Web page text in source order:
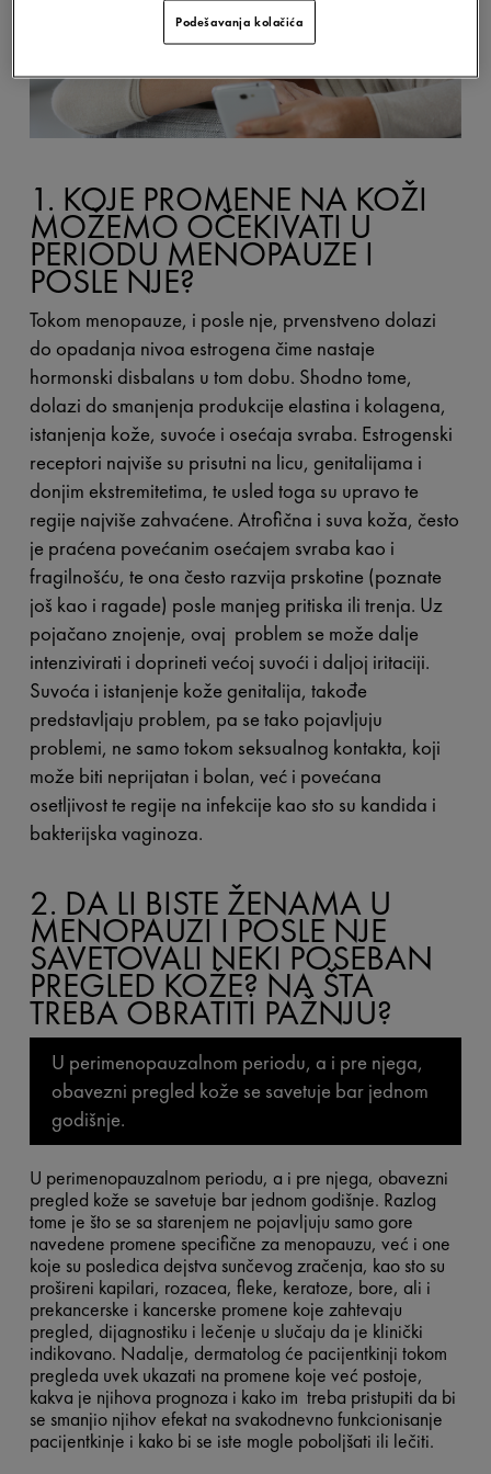
1. KOJE PROMENE NA KOŽI
MOŽEMO OČEKIVATI U
PERIODU MENOPAUZE I
POSLE NJE?
Tokom menopauze, i posle nje, prvenstveno dolazi
do opadanja nivoa estrogena čime nastaje
hormonski disbalans u tom dobu. Shodno tome,
dolazi do smanjenja produkcije elastina i kolagena,
istanjenja kože, suvoće i osećaja svraba. Estrogenski
receptori najviše su prisutni na licu, genitalijama i
donjim ekstremitetima, te usled toga su upravo te
regije najviše zahvaćene. Atrofična i suva koža, često
je praćena povećanim osećajem svraba kao i
fragilnošću, te ona često razvija prskotine (poznate
još kao i ragade) posle manjeg pritiska ili trenja. Uz
pojačano znojenje, ovaj problem se može dalje
intenzivirati i doprineti većoj suvoći i daljoj iritaciji.
Suvoća i istanjenje kože genitalija, takođe
predstavljaju problem, pa se tako pojavljuju
problemi, ne samo tokom seksualnog kontakta, koji
može biti neprijatan i bolan, već i povećana
osetljivost te regije na infekcije kao sto su kandida i
bakterijska vaginoza.
2. DA LI BISTE ŽENAMA U
MENOPAUZI I POSLE NJE
SAVETOVALI NEKI POSEBAN
PREGLED KOŽE? NA ŠTA
TREBA OBRATITI PAŽNJU?
U perimenopauzalnom periodu, a i pre njega,
obavezni pregled kože se savetuje bar jednom
godišnje.
U perimenopauzalnom periodu, a i pre njega, obavezni
pregled kože se savetuje bar jednom godišnje. Razlog
tome je što se sa starenjem ne pojavljuju samo gore
navedene promene specifične za menopauzu, već i one
koje su posledica dejstva sunčevog zračenja, kao sto su
prošireni kapilari, rozacea, fleke, keratoze, bore, ali i
prekancerske i kancerske promene koje zahtevaju
pregled, dijagnostiku i lečenje u slučaju da je klinički
indikovano. Nadalje, dermatolog će pacijentkinji tokom
pregleda uvek ukazati na promene koje već postoje,
kakva je njihova prognoza i kako im treba pristupiti da bi
se smanjio njihov efekat na svakodnevno funkcionisanje
pacijentkinje i kako bi se iste mogle poboljšati ili lečiti.
Podešavanja kolačića